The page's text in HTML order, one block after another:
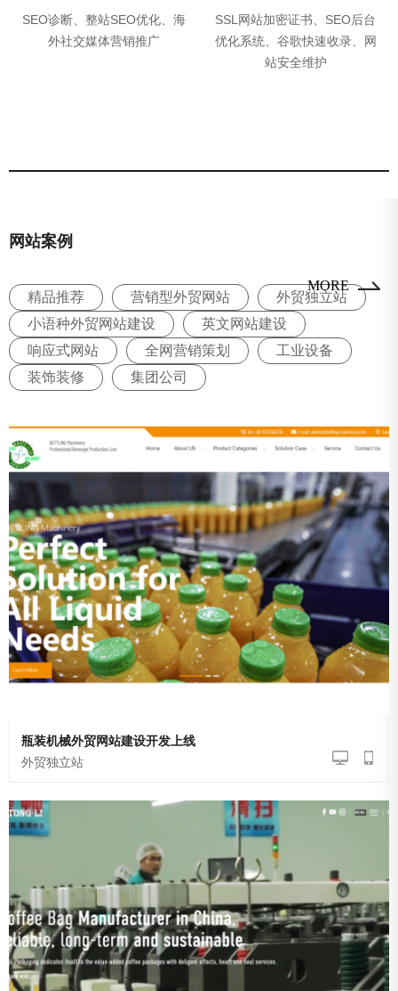
SEO诊断、整站SEO优化、海
外社交媒体营销推广
SSL网站加密证书、SEO后台
优化系统、谷歌快速收录、网
站安全维护
网站案例
MORE
精品推荐 营销型外贸网站
外贸独立站
小语种外贸网站建设
英文网站建设
响应式网站
全网营销策划
工业设备
装饰装修
集团公司
瓶装机械外贸网站建设开发上线
外贸独立站